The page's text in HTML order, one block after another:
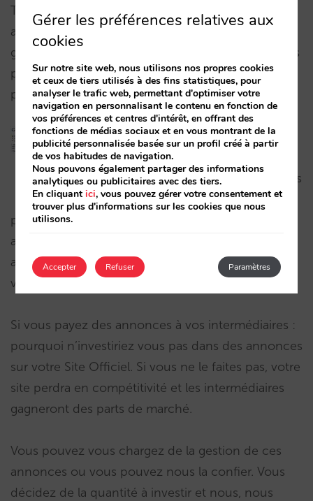
Tout cela est le minimum…mais cela peut être
amélioré en étant visible sur des recherches plus
générales, en affinant selon des types d’utilisateurs
plus spécifiques, ou, simplement, en améliorant le
positionnement général.
4. PAY PER CLICK (SEM)
Les différents intermédiaires
avec qui vous travaillez
pour qu’ils vendent votre hôtel placent des
annonces sur Google. Vous financez donc ces
annonces grâce aux commissions élevées que
vous payez.
Si vous payez des annonces à vos intermédiaires :
pourquoi n’investiriez vous pas dans des annonces
sur votre Site Officiel. Si vous ne le faites pas, votre
site perdra en compétitivité et les intermédiaires
gagneront des parts de marché.
Vous pouvez vous chargez de la gestion de ces
annonces ou vous pouvez nous la confier. Vous
décidez de la quantité à investir et nous, nous
Gérer les préférences relatives aux
cookies
Sur notre site web, nous utilisons nos propres cookies
et ceux de tiers utilisés à des fins statistiques, pour
analyser le trafic web, permettant d'optimiser votre
navigation en personnalisant le contenu en fonction de
vos préférences et centres d'intérêt, en offrant des
fonctions de médias sociaux et en vous montrant de la
publicité personnalisée basée sur un profil créé à partir
de vos habitudes de navigation.
Nous pouvons également partager des informations
analytiques ou publicitaires avec des tiers.
En cliquantici, vous pouvez gérer votre consentement et
trouver plus d'informations sur les cookies que nous
utilisons.
Accepter Paramètres
Refuser